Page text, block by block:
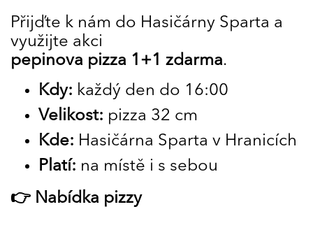
Přijďte k nám do Hasičárny Sparta a
využijte akci
pepinova pizza 1+1 zdarma.
Kdy: každý den do 16:00
Velikost: pizza 32 cm
Kde: Hasičárna Sparta v Hranicích
Platí: na místě i s sebou
👉 Nabídka pizzy